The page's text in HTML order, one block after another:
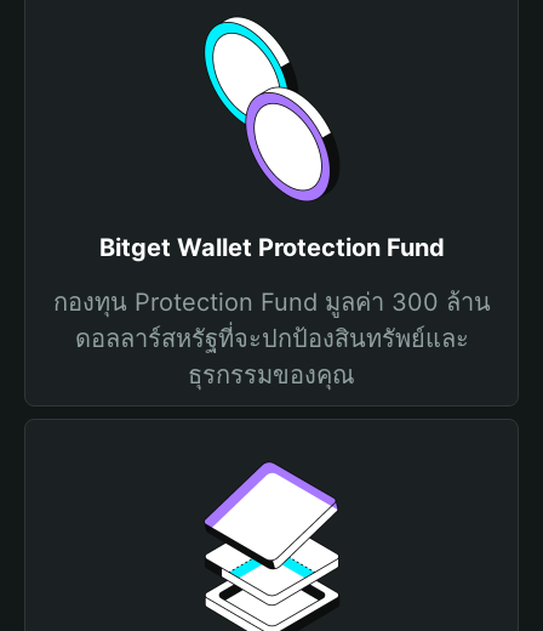
Bitget Wallet Protection Fund
กองทุน Protection Fund มูลค่า 300 ล้าน
ดอลลาร์สหรัฐที่จะปกป้องสินทรัพย์และ
ธุรกรรมของคุณ